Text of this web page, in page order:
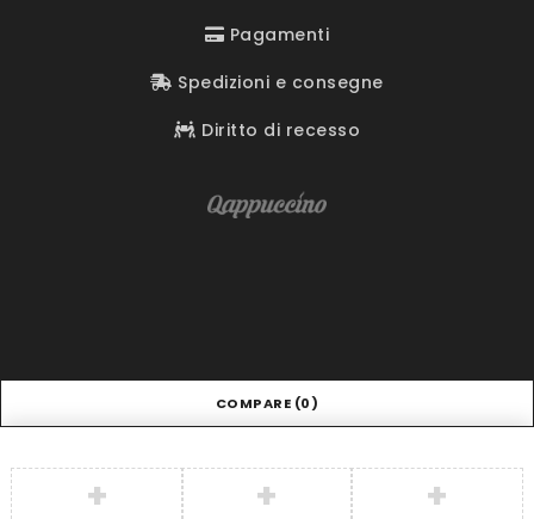
Pagamenti
Spedizioni e consegne
Diritto di recesso
COMPARE (0)